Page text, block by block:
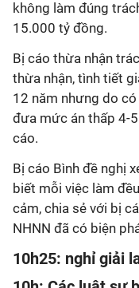
không làm đúng
15.000 tỷ đồng.
Bị cáo thừa nhận
thừa nhận, tình tiết
12 năm nhưng do có
đưa mức án thấp 4-
cáo.
Bị cáo Bình đề nghị
biết mỗi việc làm
cảm, chia sẻ với bị
NHNN đã có biện
10h25: nghỉ giải